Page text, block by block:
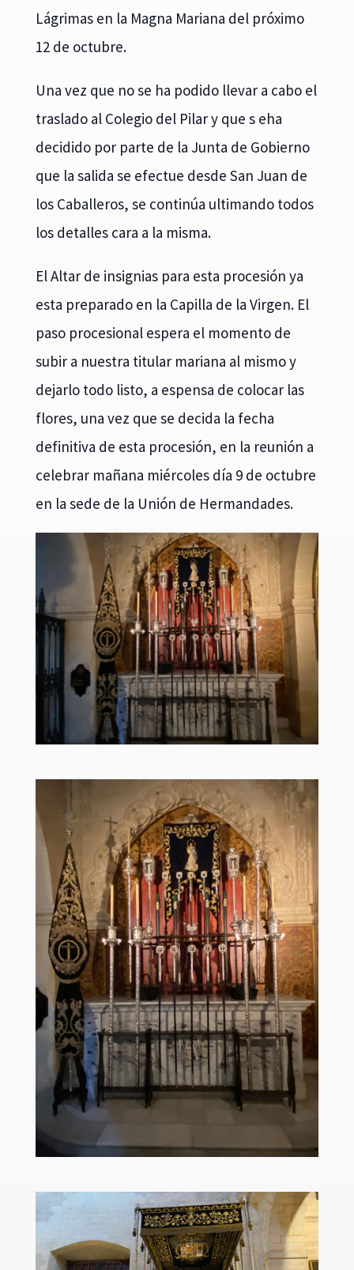
Lágrimas en la Magna Mariana del próximo
12 de octubre.
Una vez que no se ha podido llevar a cabo el
traslado al Colegio del Pilar y que s eha
decidido por parte de la Junta de Gobierno
que la salida se efectue desde San Juan de
los Caballeros, se continúa ultimando todos
los detalles cara a la misma.
El Altar de insignias para esta procesión ya
esta preparado en la Capilla de la Virgen. El
paso procesional espera el momento de
subir a nuestra titular mariana al mismo y
dejarlo todo listo, a espensa de colocar las
flores, una vez que se decida la fecha
definitiva de esta procesión, en la reunión a
celebrar mañana miércoles día 9 de octubre
en la sede de la Unión de Hermandades.